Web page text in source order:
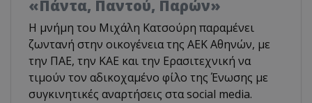
«Πάντα, Παντού, Παρών»
Η μνήμη του Μιχάλη Κατσούρη παραμένει
ζωντανή στην οικογένεια της ΑΕΚ Αθηνών, με
την ΠΑΕ, την ΚΑΕ και την Ερασιτεχνική να
τιμούν τον αδικοχαμένο φίλο της Ένωσης με
συγκινητικές αναρτήσεις στα social media.